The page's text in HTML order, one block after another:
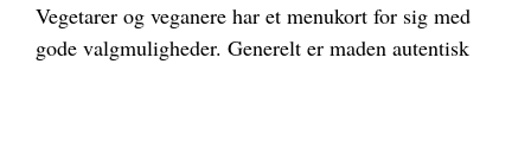
Vegetarer og veganere har et menukort for sig med
gode valgmuligheder. Generelt er maden autentisk